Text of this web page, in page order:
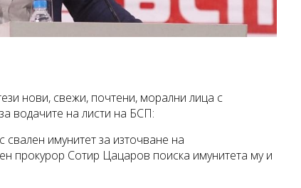
нови, свежи, почтени, морални лица с
водачите на листи на БСП:
имунитет за източване на
прокурор Сотир Цацаров поиска имунитета му и